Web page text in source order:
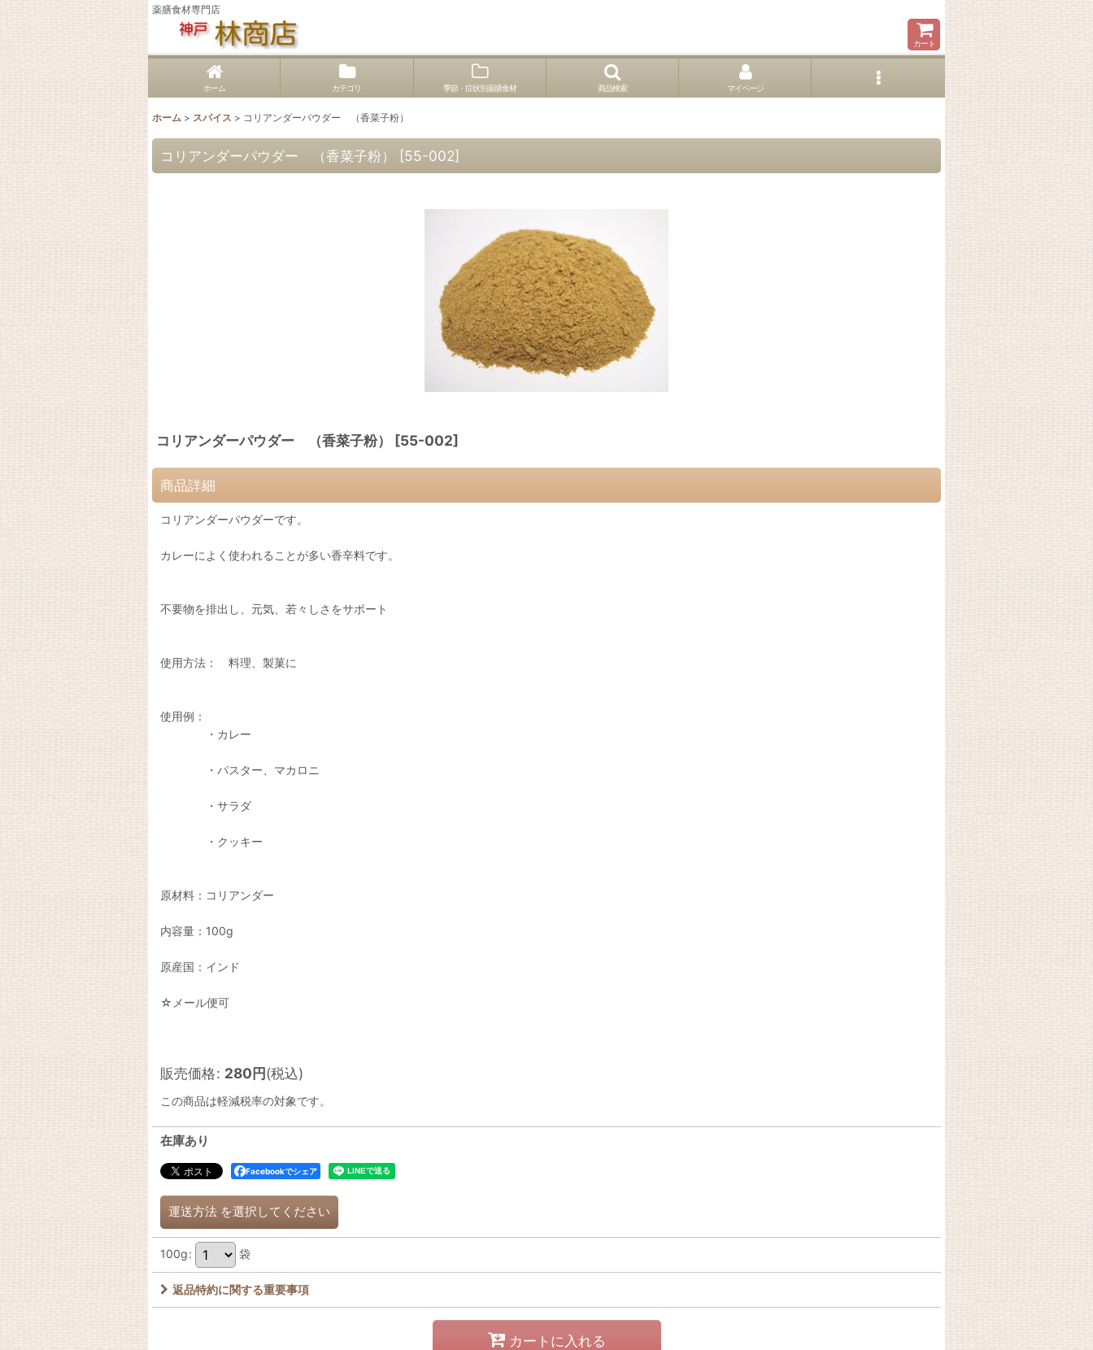
薬膳食材専門店
カート
ホーム カテゴリ 季節・症状別薬膳食材 商品検索 マイページ
ホーム > スパイス > コリアンダーパウダー （香菜子粉）
コリアンダーパウダー （香菜子粉） [55-002]
コリアンダーパウダー （香菜子粉） [55-002]
商品詳細
コリアンダーパウダーです。
カレーによく使われることが多い香辛料です。
不要物を排出し、元気、若々しさをサポート
使用方法： 料理、製菓に
使用例：
・カレー
・パスター、マカロニ
・サラダ
・クッキー
原材料：コリアンダー
内容量：100g
原産国：インド
☆メール便可
販売価格: 280円(税込)
この商品は軽減税率の対象です。
在庫あり
Facebookでシェア
運送方法 を選択してください
100g: 袋
返品特約に関する重要事項
カートに入れる